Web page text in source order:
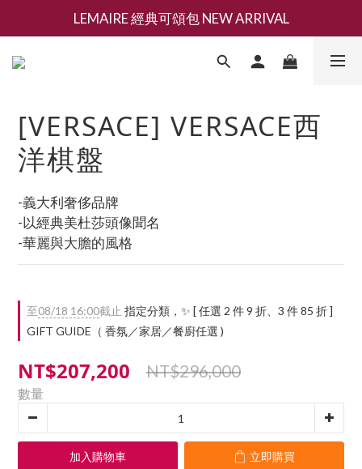
新會員募集現領抵用千元購物金
LEMAIRE 經典可頌包 NEW ARRIVAL
香氛 / 家居 / 餐廚 [ 全館折上兩件9折，三件享85折 】
[VERSACE] VERSACE西
洋棋盤
-義大利奢侈品牌
-以經典美杜莎頭像聞名
-華麗與大膽的風格
至08/18 16:00截止 指定分類，✨ [ 任選 2 件 9 折、3 件 85 折 ]
GIFT GUIDE（ 香氛／家居／餐廚任選 )
NT$207,200 NT$296,000
數量
加入購物車 立即購買